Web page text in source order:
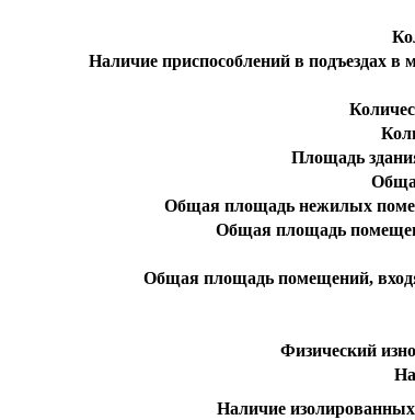
Наличие приспособлений в подъездах
Площадь
Общая площадь нежилых
Общая площадь
Общая площадь помещений,
Физический
Наличие